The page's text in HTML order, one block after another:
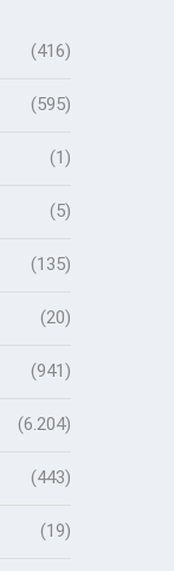
(416)
(595)
(1)
(5)
(135)
(20)
(941)
(6.204)
(443)
(19)